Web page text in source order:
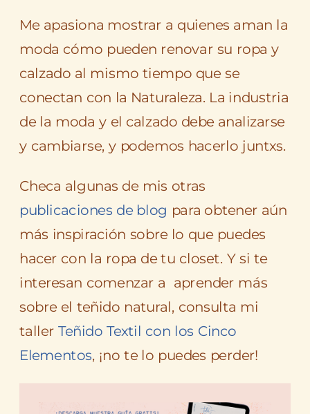
Me apasiona mostrar a quienes aman la
moda cómo pueden renovar su ropa y
calzado al mismo tiempo que se
conectan con la Naturaleza. La industria
de la moda y el calzado debe analizarse
y cambiarse, y podemos hacerlo juntxs.
Checa algunas de mis otras
publicaciones de blog para obtener aún
más inspiración sobre lo que puedes
hacer con la ropa de tu closet. Y si te
interesan comenzar a aprender más
sobre el teñido natural, consulta mi
tallerTeñido Textil con los Cinco
Elementos, ¡no te lo puedes perder!